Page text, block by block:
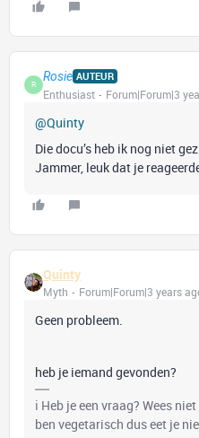
R
Rosie AUTEUR
Enthusiast Forum|Forum|3
@Quinty
Die docu’s heb ik nog niet
Jammer, leuk dat je
Quinty
Myth Forum|Forum|3 years
Geen probleem.
heb je iemand gevonden?
ℹ️ Heb je een vraag? Wees
ben vegetarisch dus eet je